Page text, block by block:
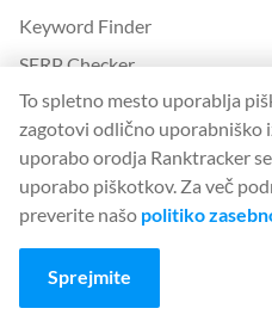
Keyword Finder
SERP Checker
Web Audit
Backlink Checker
Backlink Monitor
Kontrolni seznam SEO
AI Article Writer
BREZPLAČNO: Simulator SERP
To spletno mesto uporablja
zagotovi odlično uporabniško
uporabo orodja Ranktracker
uporabo piškotkov. Za več
preverite našo politiko
Sprejmite